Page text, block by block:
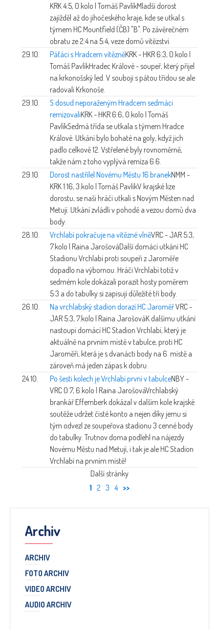
KRK 4:5, 0.kolo | Tomáš PavlíkMladší dorost
zajížděl až do jihočeského kraje, kde se utkal s
týmem HC Mountfield (ČB) "B". Po závěrečném
obratu ze 2:4 na 5:4, veze domů vítězství.
29.10.
Páťáci s Hradcem vítězněKRK - HKR 6:3, 0.kolo |
Tomáš PavlíkHradec Králové - soupeř, který přijel
na krkonošský led. V souboji s pátou třídou se ale
radovali Krkonoše.
29.10.
S dosud neporaženým Hradcem sedmáci
remizovaliKRK - HKR 6:6, 0.kolo | Tomáš
PavlíkSedmá třída se utkala s týmem Hradce
Králové. Utkání bylo bohaté na goly, když jich
padlo celkově 12. Vstřelené byly rovnoměrně,
takže nám z toho vyplývá remíza 6:6.
29.10.
Dorost nastřílel Novému Městu 16 branekNMM -
KRK 1:16, 3.kolo | Tomáš PavlíkV krajské lize
dorostu, se naši hráči utkali s Novým Městen nad
Metují. Utkání zvládli v pohodě a vezou domů dva
body.
28.10.
Vrchlabí pokračuje na vítězné vlněVRC - JAR 5:3,
7.kolo | Raina JarošováDalší domácí utkání HC
Stadionu Vrchlabí proti soupeři z Jaroměře
dopadlo na výbornou. Hráči Vrchlabí totiž v
sedmém kole dokázali porazit hosty poměrem
5:3 a do tabulky si zapisují důležité tři body.
26.10.
Na vrchlabský stadion dorazí HC JaroměřVRC -
JAR 5:3, 7.kolo | Raina JarošováK dalšímu utkání
nastoupí domácí HC Stadion Vrchlabí, který je
aktuálně na prvním místě v tabulce, proti HC
Jaroměři, která je s dvanácti body na 6. místě a
zároveň má jeden zápas k dobru.
24.10.
Po šesti kolech je Vrchlabí první v tabulceNBY -
VRC 0:7, 6.kolo | Raina JarošováVrchlabský
brankář Effemberk dokázal v dalším kole krajské
soutěže udržet čisté konto a nejen díky jemu si
tým odvezl ze soupeřova stadionu 3 cenné body
do tabulky. Trutnov doma podlehl na nájezdy
Novému Městu nad Metují, i tak je ale HC Stadion
Vrchlabí na prvním místě!
Další stránky
1 2 3 4 >>
Archiv
ARCHIV
FOTO ARCHIV
VIDEO ARCHIV
AUDIO ARCHIV